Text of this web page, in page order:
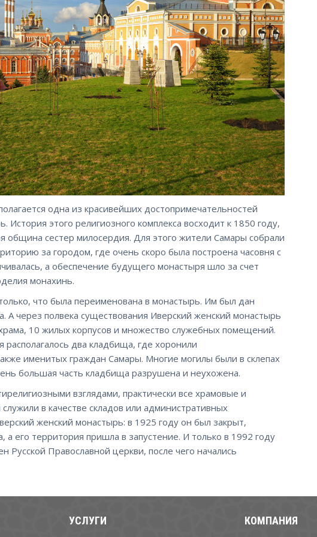
одна из красивейших достопримечательностей
История этого религиозного комплекса восходит к 1850 году,
община сестер милосердия. Для этого жители Самары собрали
за городом, где очень скоро была построена часовня с
а обеспечение будущего монастыря шло за счет
монахинь.
что была переименована в монастырь. Им был дан
А через полвека существования Иверский женский монастырь
10 жилых корпусов и множество служебных помещений.
два кладбища, где хоронили
именитых граждан Самары. Многие могилы были в склепах
большая часть кладбища разрушена и неухожена.
взглядами, практически все храмовые и
в качестве складов или административных
женский монастырь: в 1925 году он был закрыт,
а его территория пришла в запустение. И только в 1992 году
Русской Православной церкви, после чего начались
УСЛУГИ КОМПАНИЯ